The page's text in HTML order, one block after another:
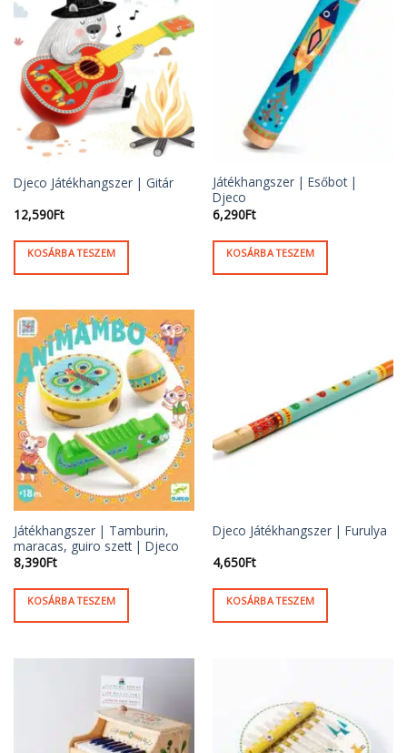
Djeco Játékhangszer | Gitár
12,590Ft
KOSÁRBA TESZEM
Játékhangszer | Esőbot |
Djeco
6,290Ft
KOSÁRBA TESZEM
Játékhangszer | Tamburin,
maracas, guiro szett | Djeco
8,390Ft
KOSÁRBA TESZEM
Djeco Játékhangszer | Furulya
4,650Ft
KOSÁRBA TESZEM